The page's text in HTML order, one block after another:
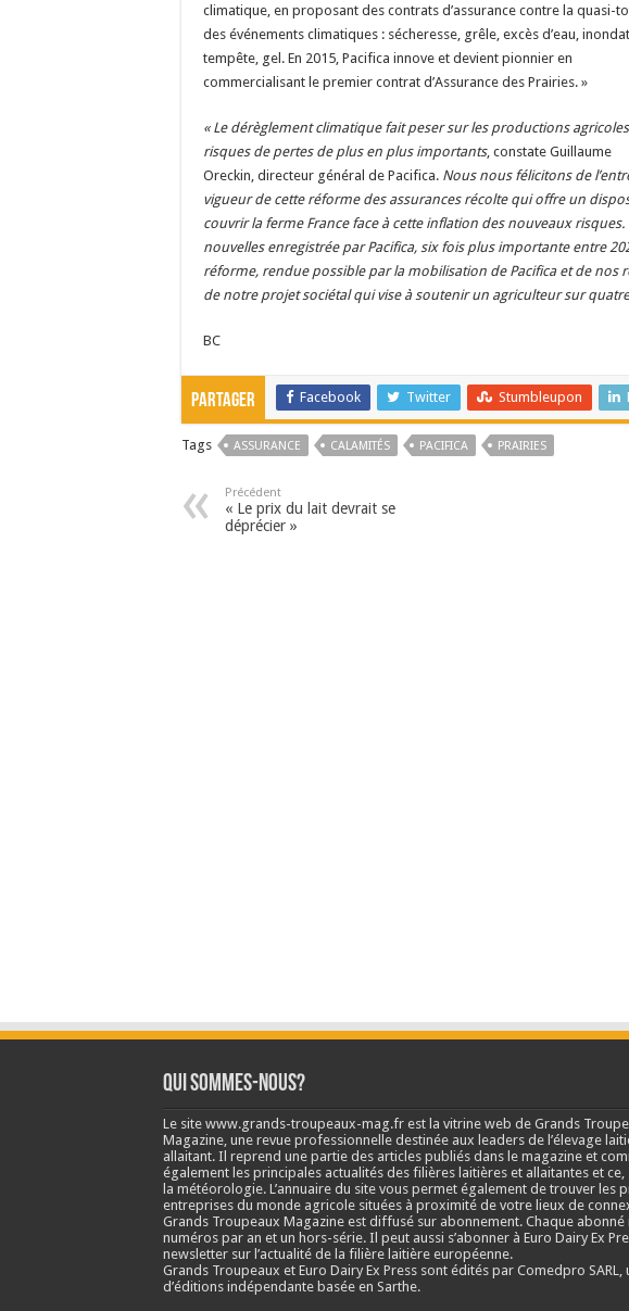
climatique, en proposant des contrats d’assurance contre la quasi-
des événements climatiques : sécheresse, grêle, excès d’eau,
tempête, gel. En 2015, Pacifica innove et devient pionnier en
commercialisant le premier contrat d’Assurance des Prairies. »
« Le dérèglement climatique fait peser sur les productions
risques de pertes de plus en plus importants, constate Guillaume
Oreckin, directeur général de Pacifica. Nous nous félicitons de
vigueur de cette réforme des assurances récolte qui offre un
couvrir la ferme France face à cette inflation des nouveaux
nouvelles enregistrée par Pacifica, six fois plus importante entre
réforme, rendue possible par la mobilisation de Pacifica et de nos
de notre projet sociétal qui vise à soutenir un agriculteur sur
BC
Partager Facebook Twitter Stumbleupon
Tags ASSURANCE CALAMITÉS PACIFICA PRAIRIES
Précédent
« Le prix du lait devrait se
déprécier »
Qui sommes-nous?
Le site www.grands-troupeaux-mag.fr est la vitrine web de Grands
Magazine, une revue professionnelle destinée aux leaders de l’élevage
allaitant. Il reprend une partie des articles publiés dans le magazine et
également les principales actualités des filières laitières et allaitantes et ce,
la météorologie. L’annuaire du site vous permet également de trouver les
entreprises du monde agricole situées à proximité de votre lieux de
Grands Troupeaux Magazine est diffusé sur abonnement. Chaque
numéros par an et un hors-série. Il peut aussi s’abonner à Euro Dairy Ex
newsletter sur l’actualité de la filière laitière européenne.
Grands Troupeaux et Euro Dairy Ex Press sont édités par Comedpro SARL,
d’éditions indépendante basée en Sarthe.